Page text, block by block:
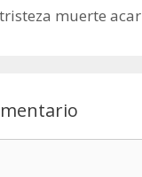
muerte